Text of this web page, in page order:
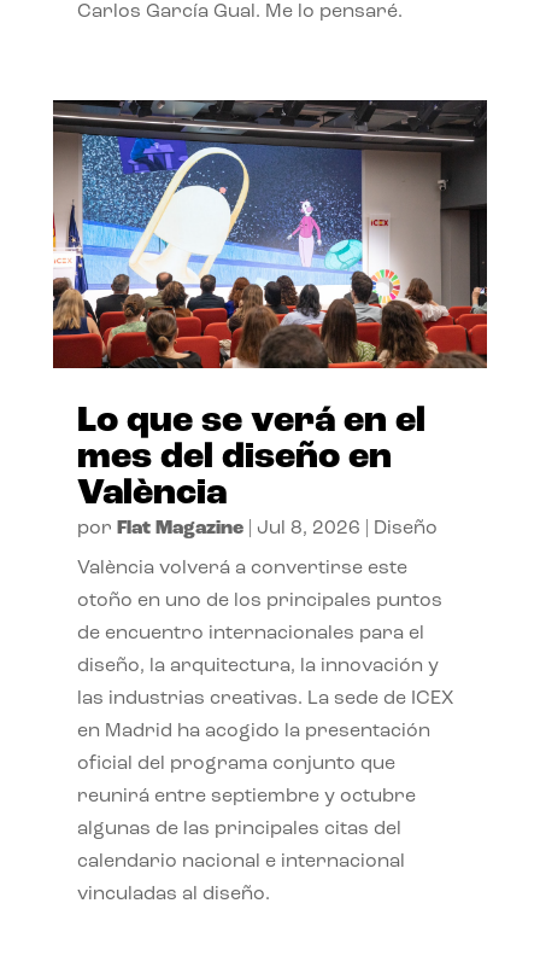
Carlos García Gual. Me lo pensaré.
Lo que se verá en el
mes del diseño en
València
por Flat Magazine| Jul 8, 2026 Diseño
València volverá a convertirse este
otoño en uno de los principales puntos
de encuentro internacionales para el
diseño, la arquitectura, la innovación y
las industrias creativas. La sede de ICEX
en Madrid ha acogido la presentación
oficial del programa conjunto que
reunirá entre septiembre y octubre
algunas de las principales citas del
calendario nacional e internacional
vinculadas al diseño.